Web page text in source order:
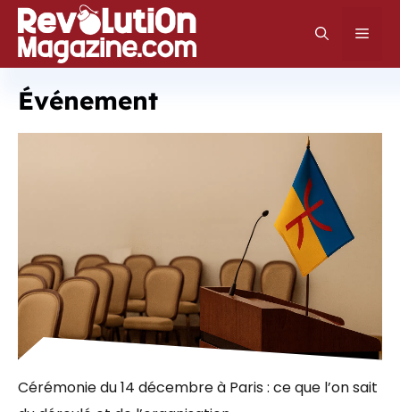
Aller
au
contenu
Événement
Cérémonie du 14 décembre à Paris : ce que l’on sait